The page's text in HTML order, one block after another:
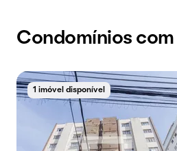
Condomínios
1 imóvel disponível